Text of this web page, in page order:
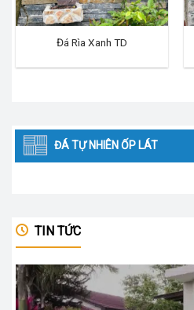
Đá Rìa Xanh TD
ĐÁ TỰ NHIÊN ỐP LÁT
TIN TỨC